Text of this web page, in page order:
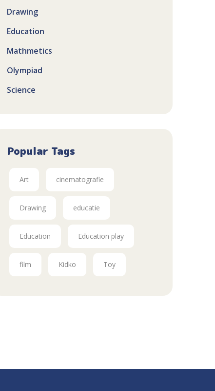
Drawing
Education
Mathmetics
Olympiad
Science
Popular Tags
Art cinematografie
Drawing educatie
Education Education play
film Kidko Toy